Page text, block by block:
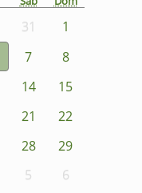
31
1
7
8
14
15
21
22
28
29
5 6